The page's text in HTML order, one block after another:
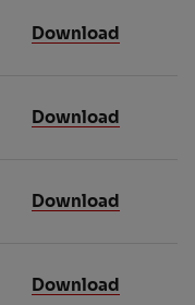
Download
Download
Download
Download